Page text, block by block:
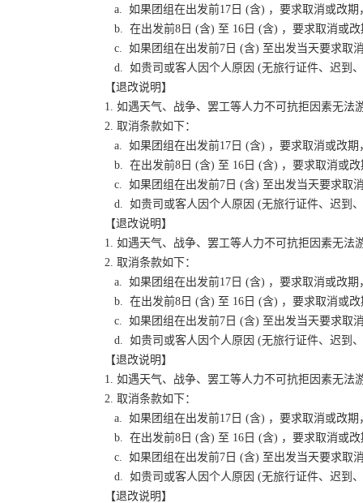
a. 如果团组在出发前17日 (含) ，要求取消或改
b. 在出发前8日 (含) 至 16日 (含) ，要求取消或
c. 如果团组在出发前7日 (含) 至出发当天要求取
d. 如贵司或客人因个人原因 (无旅行证件、迟到
【退改说明】
1. 如遇天气、战争、罢工等人力不可抗拒因素无
2. 取消条款如下：
a. 如果团组在出发前17日 (含) ，要求取消或改
b. 在出发前8日 (含) 至 16日 (含) ，要求取消或
c. 如果团组在出发前7日 (含) 至出发当天要求取
d. 如贵司或客人因个人原因 (无旅行证件、迟到
【退改说明】
1. 如遇天气、战争、罢工等人力不可抗拒因素无
2. 取消条款如下：
a. 如果团组在出发前17日 (含) ，要求取消或改
b. 在出发前8日 (含) 至 16日 (含) ，要求取消或
c. 如果团组在出发前7日 (含) 至出发当天要求取
d. 如贵司或客人因个人原因 (无旅行证件、迟到
【退改说明】
1. 如遇天气、战争、罢工等人力不可抗拒因素无
2. 取消条款如下：
a. 如果团组在出发前17日 (含) ，要求取消或改
b. 在出发前8日 (含) 至 16日 (含) ，要求取消或
c. 如果团组在出发前7日 (含) 至出发当天要求取
d. 如贵司或客人因个人原因 (无旅行证件、迟到
【退改说明】